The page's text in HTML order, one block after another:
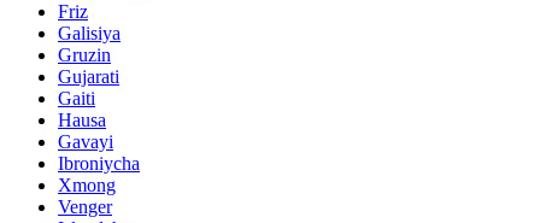
Friz
Galisiya
Gruzin
Gujarati
Gaiti
Hausa
Gavayi
Ibroniycha
Xmong
Venger